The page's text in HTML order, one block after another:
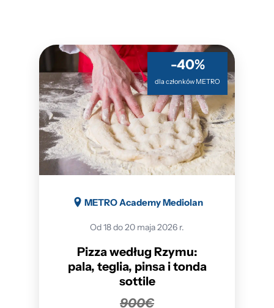
-40%
dla członków METRO
METRO Academy Mediolan
Od 18 do 20 maja 2026 r.
Pizza według Rzymu:
pala, teglia, pinsa i tonda
sottile
900€